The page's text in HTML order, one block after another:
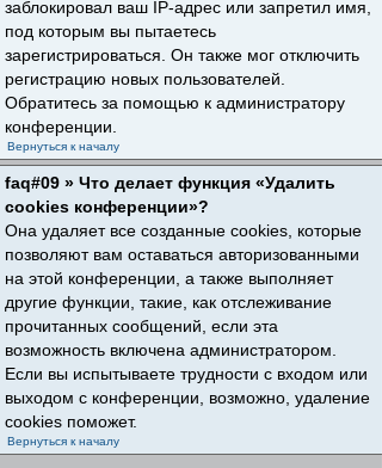
заблокировал ваш IP-адрес или запретил имя,
под которым вы пытаетесь
зарегистрироваться. Он также мог отключить
регистрацию новых пользователей.
Обратитесь за помощью к администратору
конференции.
Вернуться к началу
faq#09 » Что делает функция «Удалить
cookies конференции»?
Она удаляет все созданные cookies, которые
позволяют вам оставаться авторизованными
на этой конференции, а также выполняет
другие функции, такие, как отслеживание
прочитанных сообщений, если эта
возможность включена администратором.
Если вы испытываете трудности с входом или
выходом с конференции, возможно, удаление
cookies поможет.
Вернуться к началу